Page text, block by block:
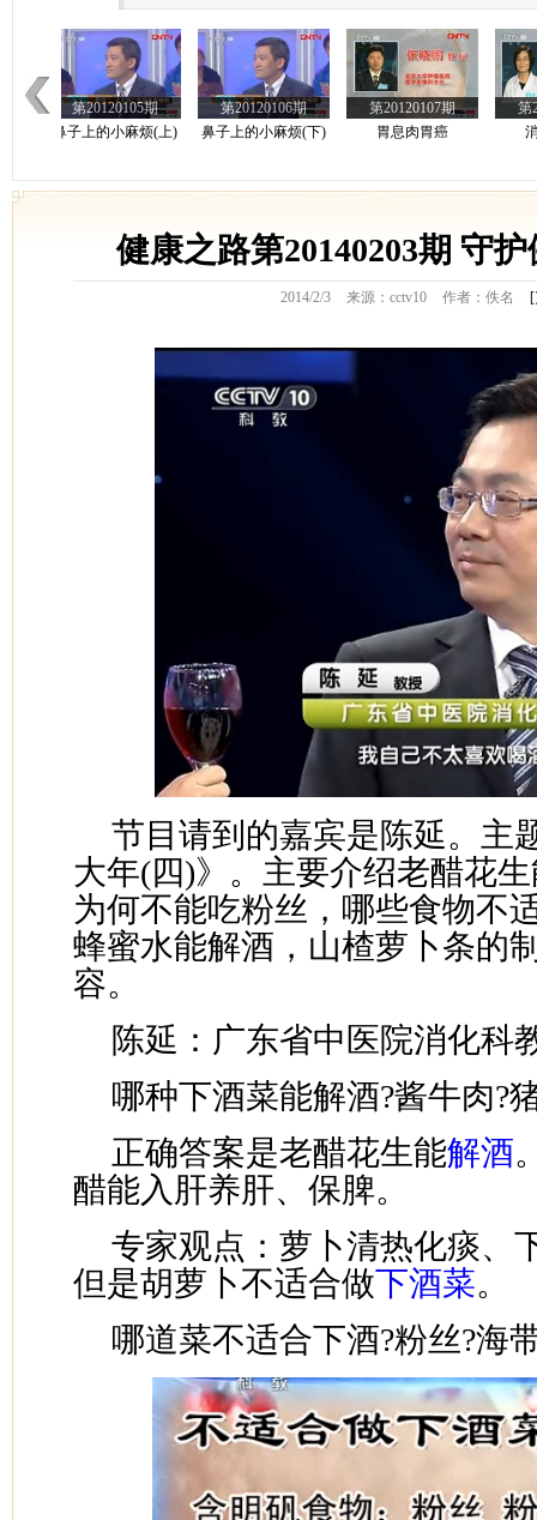
第20120106期
鼻子上的小麻烦(下)
第20120107期
胃息肉胃癌
第20120108期
消化道疾病
第20120101期
食管癌 胰腺癌
第20120102期
头发的秘密——选对
养护品
第20120103期
头发的秘密——护发
小常识
健康之路第20140203期 守
2014/2/3 来源：cctv10 作者：佚名 [
节目请到的嘉宾是陈延。主
大年(四)》。主要介绍老醋花
为何不能吃粉丝，哪些食物不
蜂蜜水能解酒，山楂萝卜条的
容。
陈延：广东省中医院消化科
哪种下酒菜能解酒?酱牛肉?
正确答案是老醋花生能解酒
醋能入肝养肝、保脾。
专家观点：萝卜清热化痰、
但是胡萝卜不适合做下酒菜。
哪道菜不适合下酒?粉丝?海